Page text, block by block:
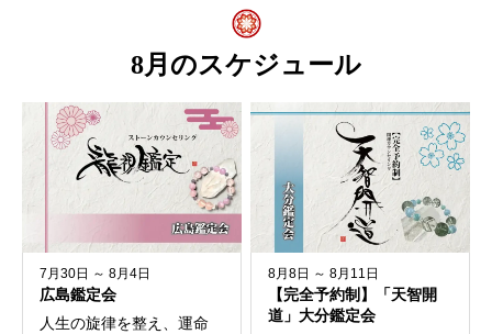
8月のスケジュール
7月30日 ～ 8月4日
広島鑑定会
人生の旋律を整え、運命
8月8日 ～ 8月11日
【完全予約制】「天智開
道」大分鑑定会